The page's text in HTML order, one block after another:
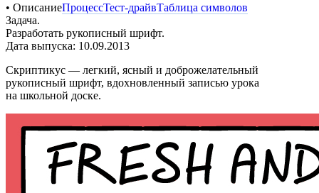
• ОписаниеПроцессТест-драйвТаблица символов
Задача.
Разработать рукописный шрифт.
Дата выпуска: 10.09.2013
Скриптикус — легкий, ясный и доброжелательный
рукописный шрифт, вдохновленный записью урока
на школьной доске.